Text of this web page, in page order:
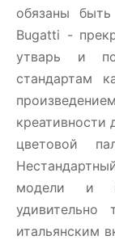
обязаны
Bugatti -
утварь и
стандартам
креативности
цветовой
модели и
удивительно
итальянским